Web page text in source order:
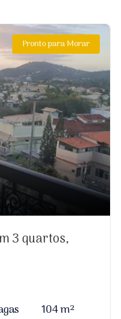
Pronto para Morar
3 quartos,
104 m²